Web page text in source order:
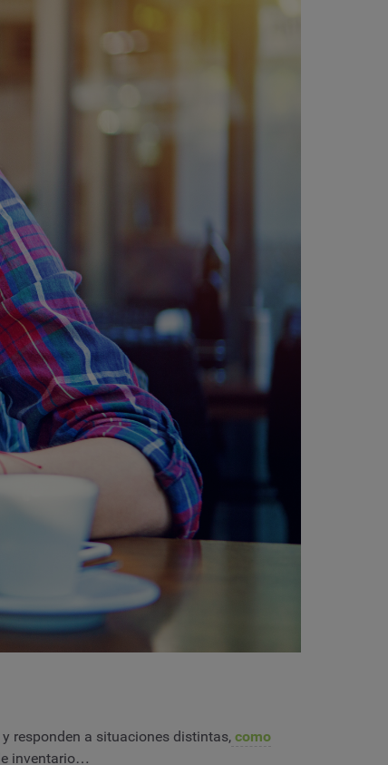
responden a situaciones distintas, como
inventario…